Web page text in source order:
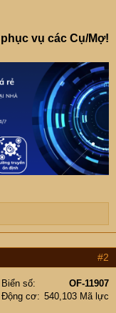
vụ các Cụ/Mợ!
#2
Biển số
OF-11907
Động cơ
540,103 Mã lực